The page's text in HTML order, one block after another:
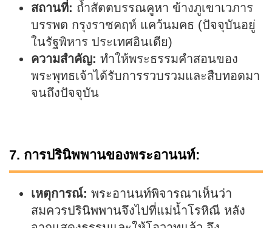
สถานที่: ถ้ำสัตตบรรณคูหา ข้างภูเขาเวภาร
บรรพต กรุงราชคฤห์ แคว้นมคธ (ปัจจุบันอยู่
ในรัฐพิหาร ประเทศอินเดีย)
ความสำคัญ: ทำให้พระธรรมคำสอนของ
พระพุทธเจ้าได้รับการรวบรวมและสืบทอดมา
จนถึงปัจจุบัน
7. การปรินิพพานของพระอานนท์:
เหตุการณ์: พระอานนท์พิจารณาเห็นว่า
สมควรปรินิพพานจึงไปที่แม่น้ำโรหิณี หลัง